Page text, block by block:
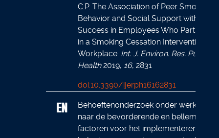
C.P. The Association of Peer Smoking
Behavior and Social Support with Quit
Success in Employees Who
in a Smoking Cessation Intervention at
Workplace. Int. J. Environ. Res. Public
Health2019, 16, 2831
doi:10.3390/ijerph16162831
Behoeftenonderzoek onder
naar de bevorderende en
factoren voor het implementeren van